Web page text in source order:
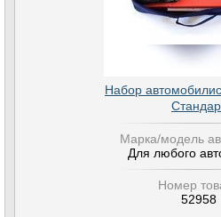
Набор
Марка/модель
Для любого
Номер
52958